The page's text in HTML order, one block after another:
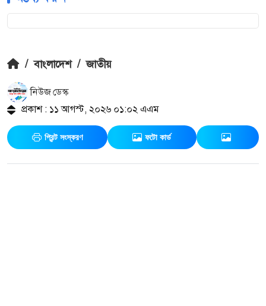
/ বাংলাদেশ / জাতীয়
নিউজ ডেস্ক
প্রকাশ : ১১ আগস্ট, ২০২৬ ০১:০২ এএম
প্রিন্ট সংস্করণ ফটো কার্ড